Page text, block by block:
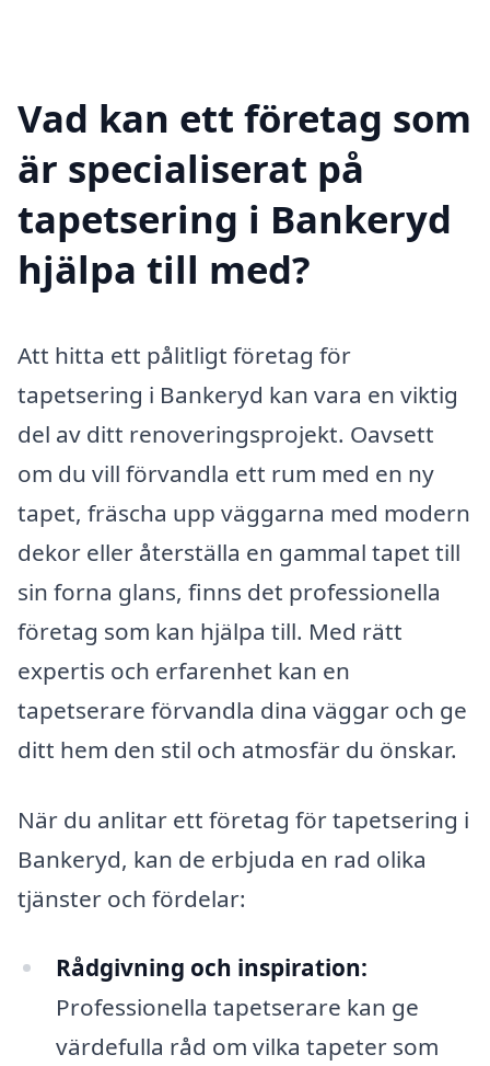
Vad kan ett företag som
är specialiserat på
tapetsering i Bankeryd
hjälpa till med?
Att hitta ett pålitligt företag för
tapetsering i Bankeryd kan vara en viktig
del av ditt renoveringsprojekt. Oavsett
om du vill förvandla ett rum med en ny
tapet, fräscha upp väggarna med modern
dekor eller återställa en gammal tapet till
sin forna glans, finns det professionella
företag som kan hjälpa till. Med rätt
expertis och erfarenhet kan en
tapetserare förvandla dina väggar och ge
ditt hem den stil och atmosfär du önskar.
När du anlitar ett företag för tapetsering i
Bankeryd, kan de erbjuda en rad olika
tjänster och fördelar:
Rådgivning och inspiration:
Professionella tapetserare kan ge
värdefulla råd om vilka tapeter som